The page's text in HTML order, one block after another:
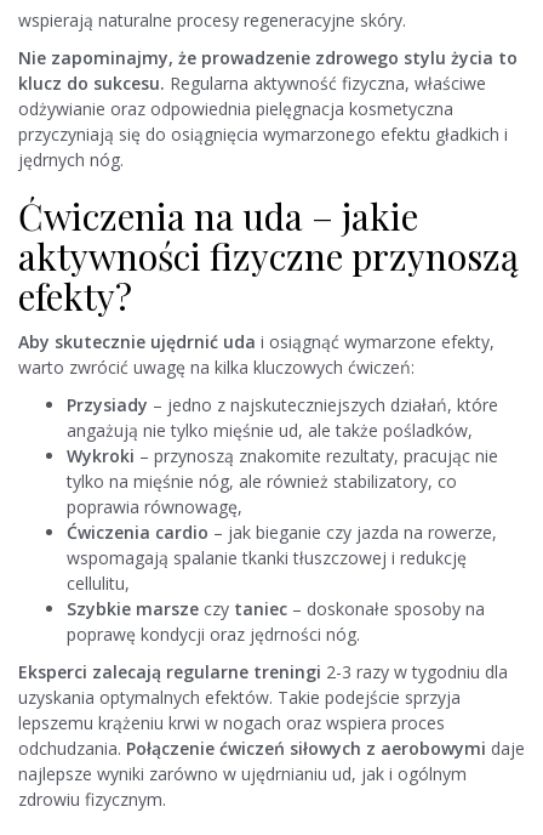
wspierają naturalne procesy regeneracyjne skóry.
Nie zapominajmy, że prowadzenie zdrowego stylu życia to
klucz do sukcesu. Regularna aktywność fizyczna, właściwe
odżywianie oraz odpowiednia pielęgnacja kosmetyczna
przyczyniają się do osiągnięcia wymarzonego efektu gładkich i
jędrnych nóg.
Ćwiczenia na uda – jakie
aktywności fizyczne przynoszą
efekty?
Aby skutecznie ujędrnić uda i osiągnąć wymarzone efekty,
warto zwrócić uwagę na kilka kluczowych ćwiczeń:
Przysiady – jedno z najskuteczniejszych działań, które
angażują nie tylko mięśnie ud, ale także pośladków,
Wykroki – przynoszą znakomite rezultaty, pracując nie
tylko na mięśnie nóg, ale również stabilizatory, co
poprawia równowagę,
Ćwiczenia cardio – jak bieganie czy jazda na rowerze,
wspomagają spalanie tkanki tłuszczowej i redukcję
cellulitu,
Szybkie marsze czy taniec – doskonałe sposoby na
poprawę kondycji oraz jędrności nóg.
Eksperci zalecają regularne treningi 2-3 razy w tygodniu dla
uzyskania optymalnych efektów. Takie podejście sprzyja
lepszemu krążeniu krwi w nogach oraz wspiera proces
odchudzania. Połączenie ćwiczeń siłowych z aerobowymi daje
najlepsze wyniki zarówno w ujędrnianiu ud, jak i ogólnym
zdrowiu fizycznym.